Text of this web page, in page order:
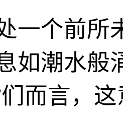
一个前所
如潮水般
而言，